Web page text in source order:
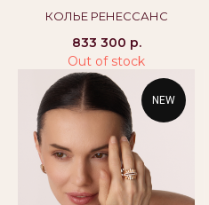
КОЛЬЕ РЕНЕССАНС
833 300 р.
Out of stock
NEW